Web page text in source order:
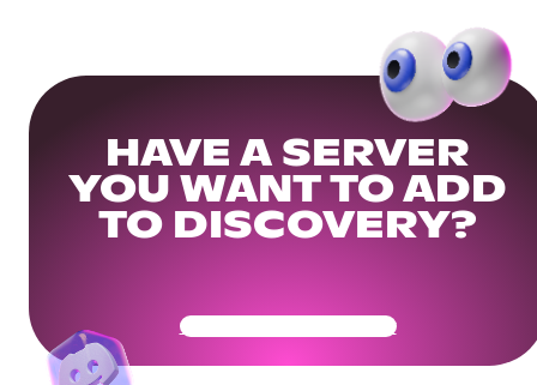
HAVE A SERVER
YOU WANT TO ADD
TO DISCOVERY?
Get Your Community Ready